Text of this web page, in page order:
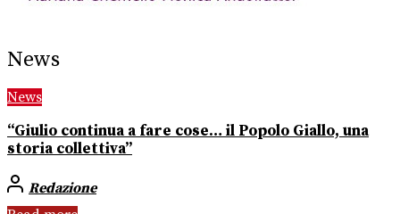
News
News
“Giulio continua a fare cose… il Popolo Giallo, una
storia collettiva”
Redazione